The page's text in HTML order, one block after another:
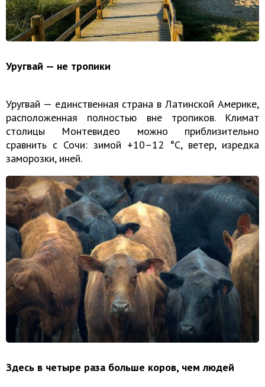
Уругвай — не тропики
Уругвай — единственная страна в Латинской Америке,
расположенная полностью вне тропиков. Климат
столицы Монтевидео можно приблизительно
сравнить с Сочи: зимой +10–12 °С, ветер, изредка
заморозки, иней.
Здесь в четыре раза больше коров, чем людей